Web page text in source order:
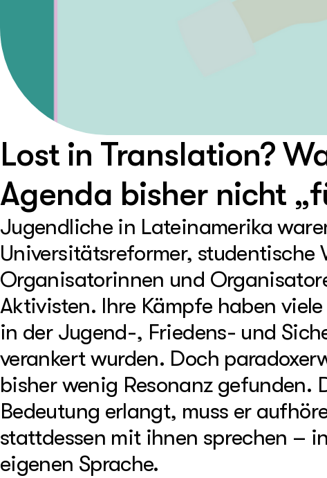
Lost in Translation?
Agenda bisher nicht
Jugendliche in Lateinamerika
Universitätsreformer,
Organisatorinnen und
Aktivisten. Ihre Kämpfe haben
in der Jugend-, Friedens- und
verankert wurden. Doch
bisher wenig Resonanz
Bedeutung erlangt, muss er
stattdessen mit ihnen sprechen –
eigenen Sprache.